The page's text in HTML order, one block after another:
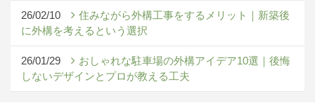
26/02/10
住みながら外構工事をするメリット｜新築後
に外構を考えるという選択
26/01/29
おしゃれな駐車場の外構アイデア10選｜後悔
しないデザインとプロが教える工夫